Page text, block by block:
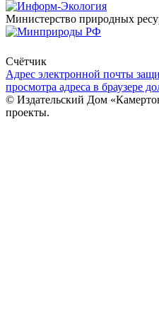
Министерство природных
Счётчик
Адрес электронной почты
просмотра адреса в браузере
© Издательский Дом
проекты.